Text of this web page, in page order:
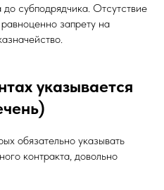
до субподрядчика. Отсутствие
запрету на
указывается
обязательно указывать
контракта, довольно